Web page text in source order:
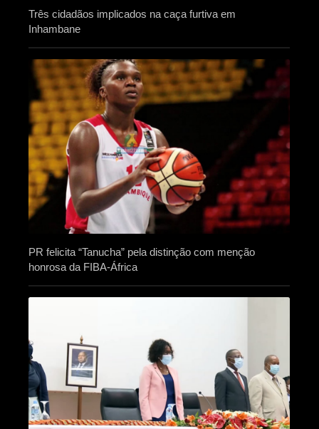
Três cidadãos implicados na caça furtiva em
Inhambane
PR felicita “Tanucha” pela distinção com menção
honrosa da FIBA-África